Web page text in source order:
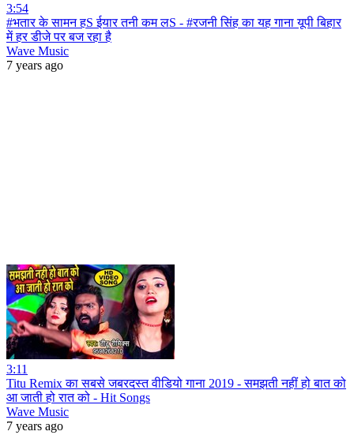
3:54
#भतार के सामन हS ईयार तनी कम लS - #रजनी सिंह का यह गाना यूपी बिहार
में हर डीजे पर बज रहा है
Wave Music
7 years ago
3:11
Titu Remix का सबसे जबरदस्त वीडियो गाना 2019 - समझती नहीं हो बात को
आ जाती हो रात को - Hit Songs
Wave Music
7 years ago